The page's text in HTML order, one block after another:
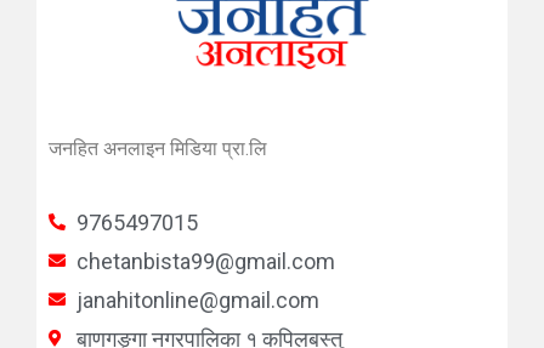
जनहित अनलाइन मिडिया प्रा.लि
9765497015
chetanbista99@gmail.com
janahitonline@gmail.com
बाणगङ्गा नगरपालिका १ कपिलबस्तु